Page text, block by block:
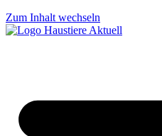
Zum Inhalt wechseln